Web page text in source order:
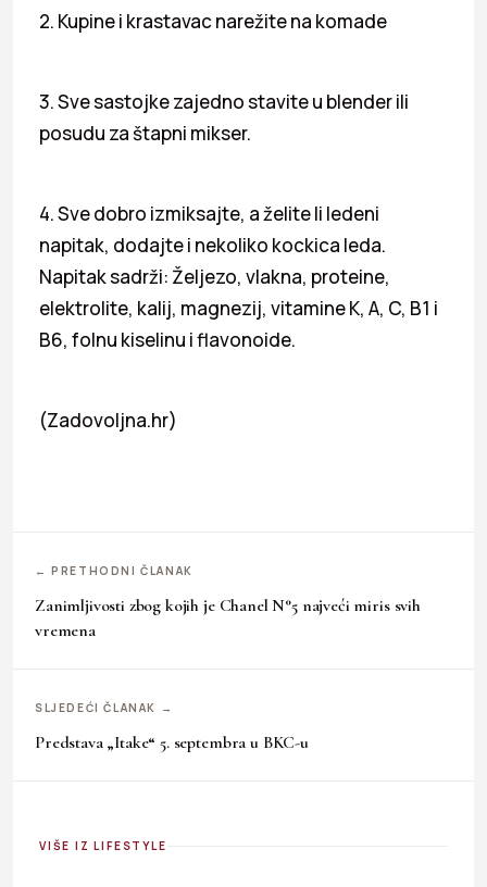
2. Kupine i krastavac narežite na komade
3. Sve sastojke zajedno stavite u blender ili
posudu za štapni mikser.
4. Sve dobro izmiksajte, a želite li ledeni
napitak, dodajte i nekoliko kockica leda.
Napitak sadrži: Željezo, vlakna, proteine,
elektrolite, kalij, magnezij, vitamine K, A, C, B1 i
B6, folnu kiselinu i flavonoide.
(Zadovoljna.hr)
← PRETHODNI ČLANAK
Zanimljivosti zbog kojih je Chanel N°5 najveći miris svih
vremena
SLJEDEĆI ČLANAK →
Predstava „Itake“ 5. septembra u BKC-u
VIŠE IZ LIFESTYLE